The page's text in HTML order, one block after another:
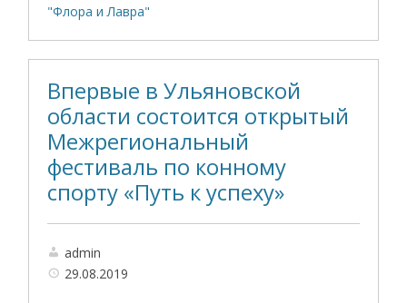
"Флора и Лавра"
Впервые в Ульяновской
области состоится открытый
Межрегиональный
фестиваль по конному
спорту «Путь к успеху»
admin
29.08.2019